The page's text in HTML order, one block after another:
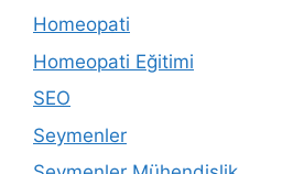
Homeopati
Homeopati Eğitimi
SEO
Seymenler